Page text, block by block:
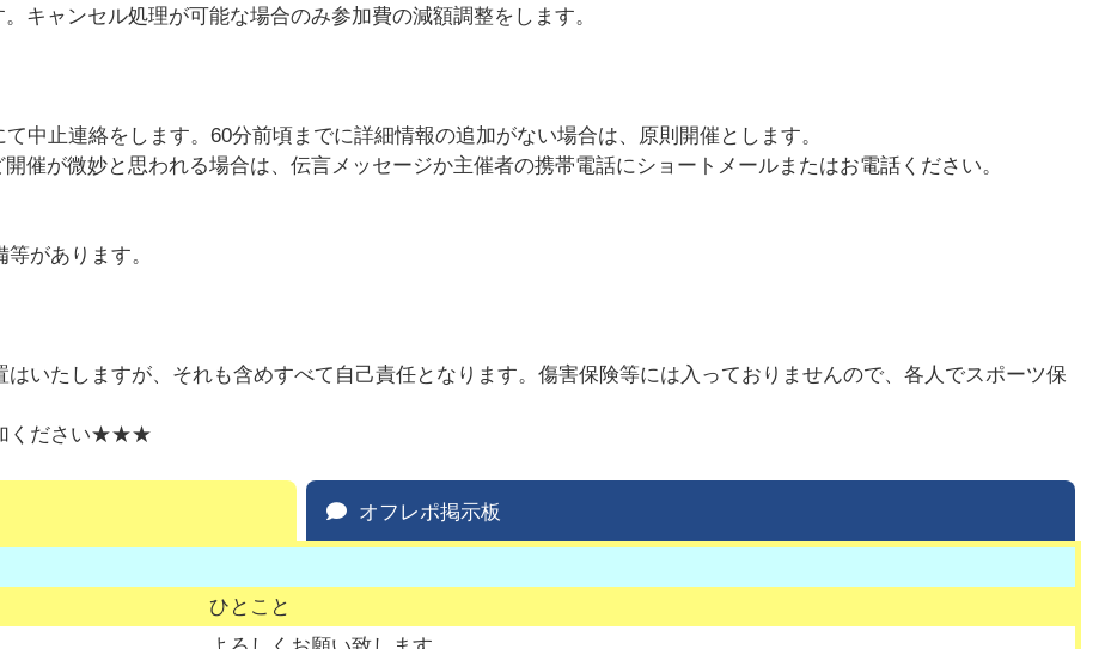
キャンセル処理が可能な場合のみ参加費の減額調整をします。
中止連絡をします。60分前頃までに詳細情報の追加がない場合は、原則開催とします。
催が微妙と思われる場合は、伝言メッセージか主催者の携帯電話にショートメールまたはお電話ください。
があります。
いたしますが、それも含めすべて自己責任となります。傷害保険等には入っておりませんので、各人でスポーツ保
ください★★★
オフレポ掲示板
ひとこと